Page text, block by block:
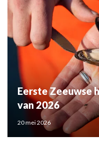
Eerste Zeeuwse
van 2026
20 mei 2026